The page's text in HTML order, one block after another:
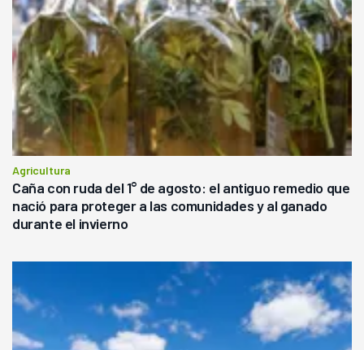
Agricultura
Caña con ruda del 1° de agosto: el antiguo remedio que
nació para proteger a las comunidades y al ganado
durante el invierno